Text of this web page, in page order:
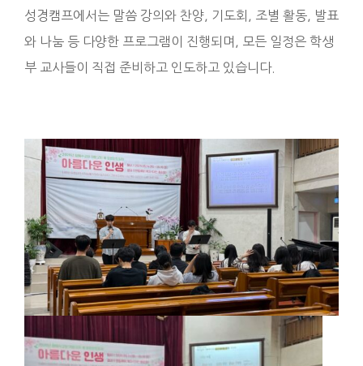
성경캠프에서는 말씀 강의와 찬양, 기도회, 조별 활동, 발표
와 나눔 등 다양한 프로그램이 진행되며, 모든 일정은 학생
부 교사들이 직접 준비하고 인도하고 있습니다.